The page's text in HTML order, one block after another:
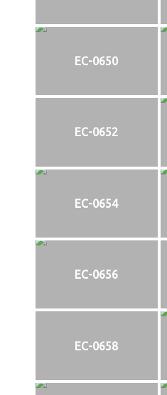
EC-0650
EC-0652
EC-0654
EC-0656
EC-0658